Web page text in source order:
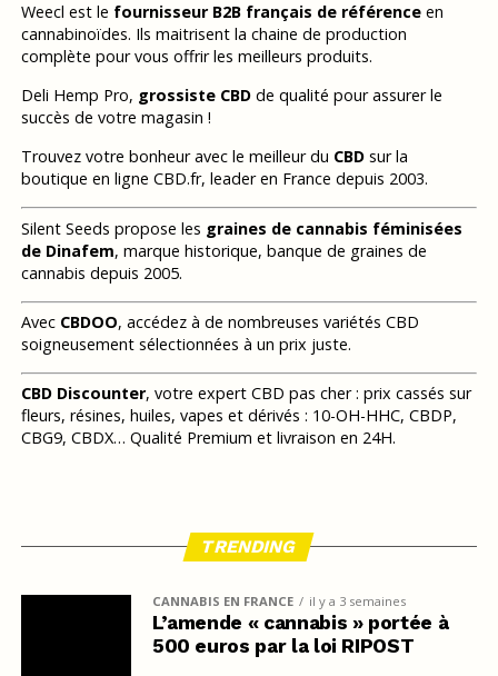
Weecl est le fournisseur B2B français de référenceen
cannabinoïdes. Ils maitrisent la chaine de production
complète pour vous offrir les meilleurs produits.
Deli Hemp Pro, grossiste CBDde qualité pour assurer le
succès de votre magasin !
Trouvez votre bonheur avec le meilleur du CBDsur la
boutique en ligne CBD.fr, leader en France depuis 2003.
Silent Seeds propose les graines de cannabis féminisées
de Dinafem, marque historique, banque de graines de
cannabis depuis 2005.
Avec CBDOO, accédez à de nombreuses variétés CBD
soigneusement sélectionnées à un prix juste.
CBD Discounter, votre expert CBD pas cher : prix cassés sur
fleurs, résines, huiles, vapes et dérivés : 10-OH-HHC, CBDP,
CBG9, CBDX… Qualité Premium et livraison en 24H.
TRENDING
CANNABIS EN FRANCE il y a 3 semaines
L’amende « cannabis » portée à
500 euros par la loi RIPOST